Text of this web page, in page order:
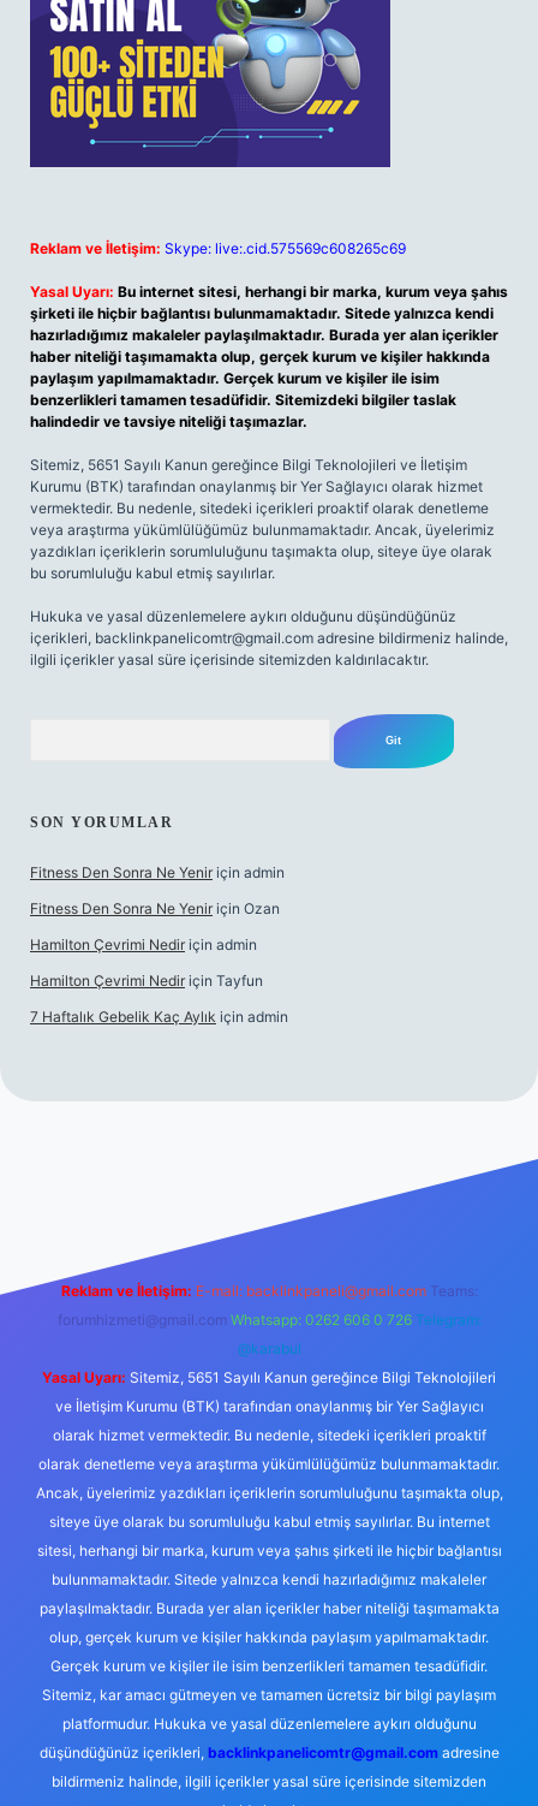
Reklam ve İletişim: Skype: live:.cid.575569c608265c69
Yasal Uyarı: Bu internet sitesi, herhangi bir marka, kurum veya şahıs
şirketi ile hiçbir bağlantısı bulunmamaktadır. Sitede yalnızca kendi
hazırladığımız makaleler paylaşılmaktadır. Burada yer alan içerikler
haber niteliği taşımamakta olup, gerçek kurum ve kişiler hakkında
paylaşım yapılmamaktadır. Gerçek kurum ve kişiler ile isim
benzerlikleri tamamen tesadüfidir. Sitemizdeki bilgiler taslak
halindedir ve tavsiye niteliği taşımazlar.
Sitemiz, 5651 Sayılı Kanun gereğince Bilgi Teknolojileri ve İletişim
Kurumu (BTK) tarafından onaylanmış bir Yer Sağlayıcı olarak hizmet
vermektedir. Bu nedenle, sitedeki içerikleri proaktif olarak denetleme
veya araştırma yükümlülüğümüz bulunmamaktadır. Ancak, üyelerimiz
yazdıkları içeriklerin sorumluluğunu taşımakta olup, siteye üye olarak
bu sorumluluğu kabul etmiş sayılırlar.
Hukuka ve yasal düzenlemelere aykırı olduğunu düşündüğünüz
içerikleri, backlinkpanelicomtr@gmail.com adresine bildirmeniz halinde,
ilgili içerikler yasal süre içerisinde sitemizden kaldırılacaktır.
SON YORUMLAR
Fitness Den Sonra Ne Yenir için admin
Fitness Den Sonra Ne Yenir için Ozan
Hamilton Çevrimi Nedir için admin
Hamilton Çevrimi Nedir için Tayfun
7 Haftalık Gebelik Kaç Aylık için admin
Reklam ve İletişim: E-mail: backlinkpaneli@gmail.com Teams:
forumhizmeti@gmail.com Whatsapp: 0262 606 0 726 Telegram:
@karabul
Yasal Uyarı: Sitemiz, 5651 Sayılı Kanun gereğince Bilgi Teknolojileri
ve İletişim Kurumu (BTK) tarafından onaylanmış bir Yer Sağlayıcı
olarak hizmet vermektedir. Bu nedenle, sitedeki içerikleri proaktif
olarak denetleme veya araştırma yükümlülüğümüz bulunmamaktadır.
Ancak, üyelerimiz yazdıkları içeriklerin sorumluluğunu taşımakta olup,
siteye üye olarak bu sorumluluğu kabul etmiş sayılırlar. Bu internet
sitesi, herhangi bir marka, kurum veya şahıs şirketi ile hiçbir bağlantısı
bulunmamaktadır. Sitede yalnızca kendi hazırladığımız makaleler
paylaşılmaktadır. Burada yer alan içerikler haber niteliği taşımamakta
olup, gerçek kurum ve kişiler hakkında paylaşım yapılmamaktadır.
Gerçek kurum ve kişiler ile isim benzerlikleri tamamen tesadüfidir.
Sitemiz, kar amacı gütmeyen ve tamamen ücretsiz bir bilgi paylaşım
platformudur. Hukuka ve yasal düzenlemelere aykırı olduğunu
düşündüğünüz içerikleri, backlinkpanelicomtr@gmail.comadresine
bildirmeniz halinde, ilgili içerikler yasal süre içerisinde sitemizden